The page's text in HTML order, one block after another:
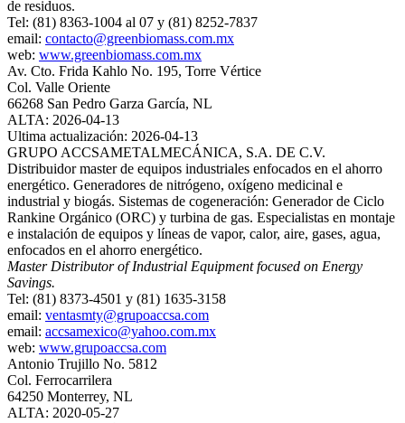
de residuos.
Tel: (81) 8363-1004 al 07 y (81) 8252-7837
email: contacto@greenbiomass.com.mx
web: www.greenbiomass.com.mx
Av. Cto. Frida Kahlo No. 195, Torre Vértice
Col. Valle Oriente
66268 San Pedro Garza García, NL
ALTA: 2026-04-13
Ultima actualización: 2026-04-13
GRUPO ACCSAMETALMECÁNICA, S.A. DE C.V.
Distribuidor master de equipos industriales enfocados en el ahorro
energético. Generadores de nitrógeno, oxígeno medicinal e
industrial y biogás. Sistemas de cogeneración: Generador de Ciclo
Rankine Orgánico (ORC) y turbina de gas. Especialistas en montaje
e instalación de equipos y líneas de vapor, calor, aire, gases, agua,
enfocados en el ahorro energético.
Master Distributor of Industrial Equipment focused on Energy
Savings.
Tel: (81) 8373-4501 y (81) 1635-3158
email: ventasmty@grupoaccsa.com
email: accsamexico@yahoo.com.mx
web: www.grupoaccsa.com
Antonio Trujillo No. 5812
Col. Ferrocarrilera
64250 Monterrey, NL
ALTA: 2020-05-27